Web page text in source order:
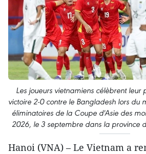
Les joueurs vietnamiens célèbrent leur
victoire 2-0 contre le Bangladesh lors du
éliminatoires de la Coupe d'Asie des
2026, le 3 septembre dans la province
Hanoi (VNA) – Le Vietnam a